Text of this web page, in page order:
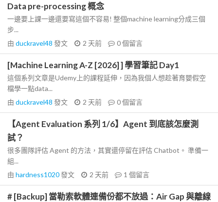
Data pre-processing 概念
一邊要上課一邊還要寫這個不容易! 整個machine learning分成三個
步...
由 duckravel48 發文 2 天前 0個留言
[Machine Learning A-Z [2026] ] 學習筆記 Day1
這個系列文章是Udemy上的課程延伸，因為我個人想趁著育嬰假空
檔學一點data...
由 duckravel48 發文 2 天前 0個留言
【Agent Evaluation 系列 1/6】Agent 到底該怎麼測
試？
很多團隊評估 Agent 的方法，其實還停留在評估 Chatbot。 準備一
組...
由 hardness1020發文 2 天前 1 個留言
# [Backup] 當勒索軟體連備份都不放過：Air Gap 與離線